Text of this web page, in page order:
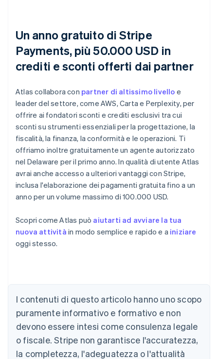
Un anno gratuito di Stripe
Payments, più 50.000 USD in
crediti e sconti offerti dai partner
Atlas collabora con partner di altissimo livello e
leader del settore, come AWS, Carta e Perplexity, per
offrire ai fondatori sconti e crediti esclusivi tra cui
sconti su strumenti essenziali per la progettazione, la
fiscalità, la finanza, la conformità e le operazioni. Ti
offriamo inoltre gratuitamente un agente autorizzato
nel Delaware per il primo anno. In qualità di utente Atlas
avrai anche accesso a ulteriori vantaggi con Stripe,
inclusa l'elaborazione dei pagamenti gratuita fino a un
anno per un volume massimo di 100.000 USD.
Scopri come Atlas può aiutarti ad avviare la tua
nuova attività in modo semplice e rapido e a iniziare
oggi stesso.
I contenuti di questo articolo hanno uno scopo
puramente informativo e formativo e non
devono essere intesi come consulenza legale
o fiscale. Stripe non garantisce l'accuratezza,
la completezza, l'adeguatezza o l'attualità
Australia
English
Austria
Brasile
Bulgaria
English
Canada
EnglishFrançais
Cina continentale
简体中文English